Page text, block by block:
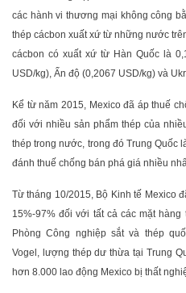
các hành vi thương mại không công
thép cácbon xuất xứ từ những nước
cácbon có xuất xứ từ Hàn Quốc là
USD/kg), Ấn độ (0,2067 USD/kg) và
Kể từ năm 2015, Mexico đã áp thuế
đối với nhiều sản phẩm thép của
thép trong nước, trong đó Trung Quốc
đánh thuế chống bán phá giá nhiều
Từ tháng 10/2015, Bộ Kinh tế Mexico
15%-97% đối với tất cả các mặt
Phòng Công nghiệp sắt và thép
Vogel, lượng thép dư thừa tại Trung
hơn 8.000 lao động Mexico bị thất